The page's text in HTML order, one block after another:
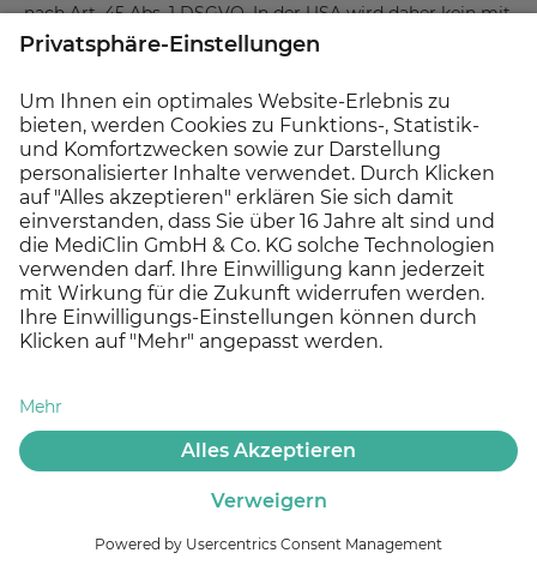
nach Art. 45 Abs. 1 DSGVO. In der USA wird daher kein mit
der EU vergleichbares Datenschutzniveau geboten. Die
USA gilt somit als unsicherer Drittland. Wir haben mit
Facebook einen Vertrag unter Einbeziehung der
Standardvertragsklauseln nach Art. 46 Abs. 2 lit. c
DSGVO geschlossen. Dadurch ist gewährleistet, dass ein
Schutzniveau, welches mit dem in der EU vergleichbar ist,
besteht.
Sie können der Verwendung des Dienstes Custom
Audiences widersprechen. Nach Anmeldung zu Ihrem
Facebook-oder Instagram-Konto gelangen Sie über die
Einstellungen zu Abwahlmöglichkeiten von
Werbeanzeigen.
e) Snap Pixel
Wir setzen auf dieser Webseite das sog. Snap Pixel der
Snap Inc., 2772 Donald Douglas Loop North, Santa
Bei dem Snap Pixel handelt es sich um einen JavaScript-
Kontakt Jobs Social Media